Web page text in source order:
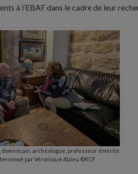
à l’EBAF dans le cadre de leur
archéologue, professeur émérite
par Véronique Alzieu ©RCF